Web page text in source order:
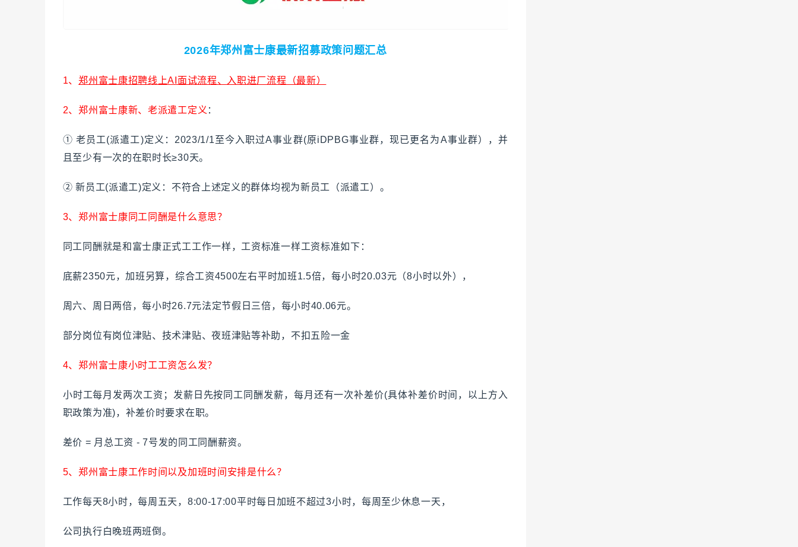
2026年郑州富士康最新招募政策问题汇总
1、郑州富士康招聘线上AI面试流程、入职进厂流程（最新）
2、郑州富士康新、老派遣工定义 ：
① 老员工(派遣工)定义：2023/1/1至今入职过A事业群(原iDPBG事业群，现已更名为A事业群），并
且至少有一次的在职时长≥30天。
② 新员工(派遣工)定义：不符合上述定义的群体均视为新员工（派遣工）。
3、郑州富士康同工同酬是什么意思？
同工同酬就是和富士康正式工工作一样，工资标准一样工资标准如下：
底薪2350元，加班另算，综合工资4500左右平时加班1.5倍，每小时20.03元（8小时以外），
周六、周日两倍，每小时26.7元法定节假日三倍，每小时40.06元。
部分岗位有岗位津贴、技术津贴、夜班津贴等补助，不扣五险一金
4、郑州富士康小时工工资怎么发？
小时工每月发两次工资；发薪日先按同工同酬发薪，每月还有一次补差价(具体补差价时间，以上方入
职政策为准)，补差价时要求在职。
差价 = 月总工资 - 7号发的同工同酬薪资。
5、郑州富士康工作时间以及加班时间安排是什么？
工作每天8小时，每周五天，8:00-17:00平时每日加班不超过3小时，每周至少休息一天，
公司执行白晚班两班倒。